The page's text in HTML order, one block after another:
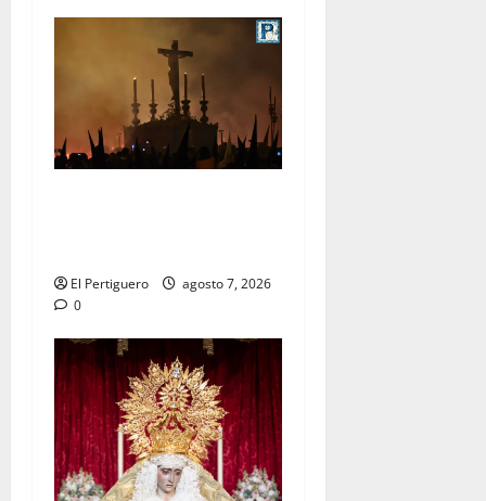
El Pertiguero
agosto 7, 2026
0